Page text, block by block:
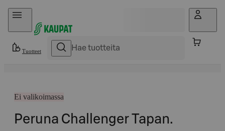
Hyppää sisältöön
Tuotteet
Ei valikoimassa
Peruna Challenger Tapan.